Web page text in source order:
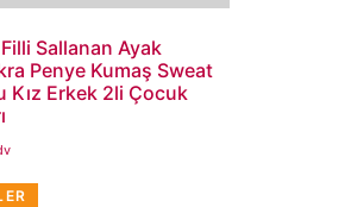
Sallanan Ayak
Penye Kumaş Sweat
Kız Erkek 2li Çocuk